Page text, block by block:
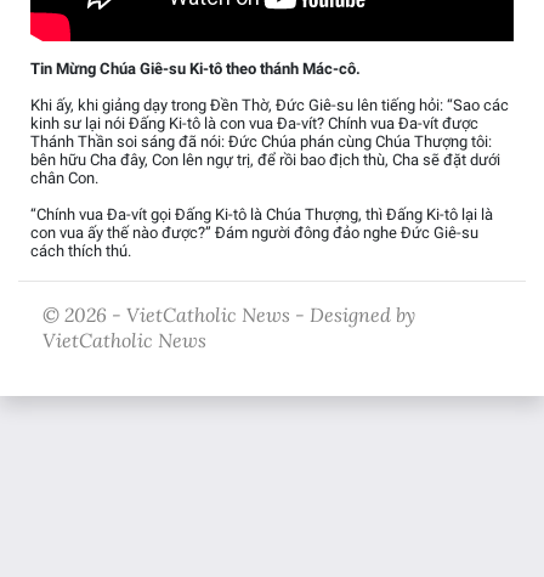
Tin Mừng Chúa Giê-su Ki-tô theo thánh Mác-cô.
Khi ấy, khi giảng dạy trong Đền Thờ, Đức Giê-su lên tiếng hỏi: “Sao các
kinh sư lại nói Đấng Ki-tô là con vua Đa-vít? Chính vua Đa-vít được
Thánh Thần soi sáng đã nói: Đức Chúa phán cùng Chúa Thượng tôi:
bên hữu Cha đây, Con lên ngự trị, để rồi bao địch thù, Cha sẽ đặt dưới
chân Con.
“Chính vua Đa-vít gọi Đấng Ki-tô là Chúa Thượng, thì Đấng Ki-tô lại là
con vua ấy thế nào được?” Đám người đông đảo nghe Đức Giê-su
cách thích thú.
© 2026 - VietCatholic News - Designed by
VietCatholic News